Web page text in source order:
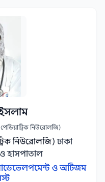
নিউরোলজি)
নিউরোলজি) ঢাকা
হাসপাতাল
ও অটিজম